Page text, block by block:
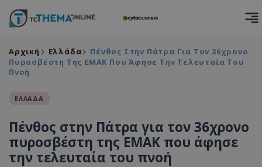
Αρχική Ελλάδα
Πένθος Στην Πάτρα Για Τον 36χρονο
Πυροσβέστη Της ΕΜΑΚ Που Άφησε Την Τελευταία Του
Πνοή
ΕΛΛΑΔΑ
Πένθος στην Πάτρα για τον 36χρονο
πυροσβέστη της ΕΜΑΚ που άφησε
την τελευταία του πνοή